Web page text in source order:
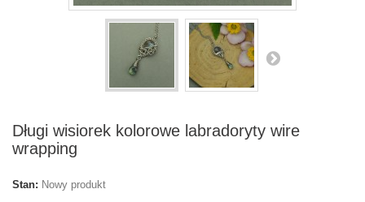
Długi wisiorek kolorowe labradoryty wire
wrapping
Stan: Nowy produkt